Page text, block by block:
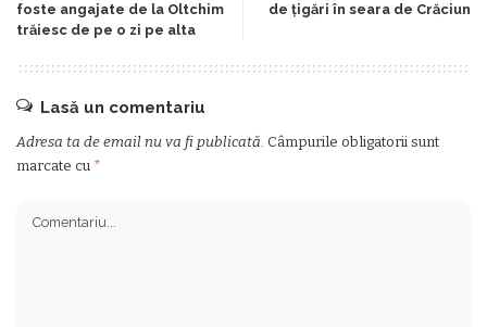
foste angajate de la Oltchim
trăiesc de pe o zi pe alta
de ţigări în seara de Crăciun
Lasă un comentariu
Adresa ta de email nu va fi publicată. Câmpurile obligatorii sunt
marcate cu *